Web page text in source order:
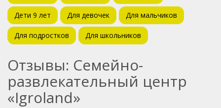
Дети 9 лет Для девочек Для мальчиков
Для подростков Для школьников
Отзывы: Семейно-
развлекательный центр
«Igroland»